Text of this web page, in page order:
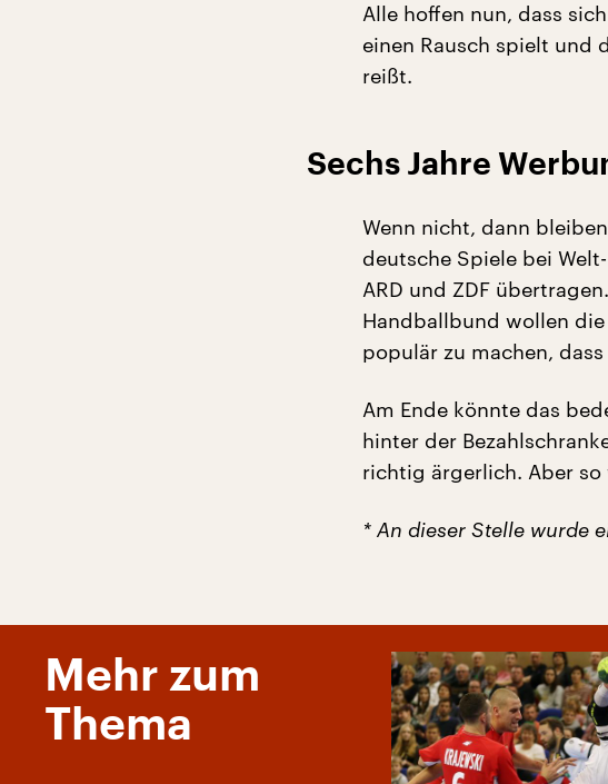
Alle hoffen nun, dass
einen Rausch spielt und
reißt.
Sechs Jahre
Wenn nicht, dann
deutsche Spiele bei
ARD und ZDF
Handballbund wollen
populär zu machen,
Am Ende könnte das
hinter der
richtig ärgerlich. Aber
* An dieser Stelle wurde
Mehr zum
Thema